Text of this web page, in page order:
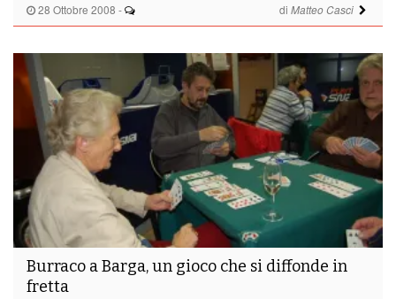
28 Ottobre 2008 - di Matteo Casci
Burraco a Barga, un gioco che si diffonde in
fretta